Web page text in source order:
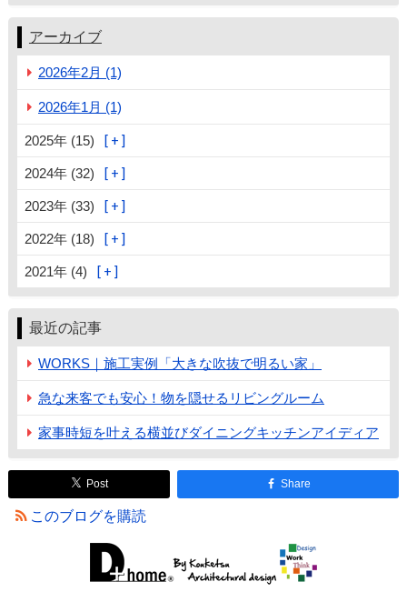
アーカイブ
2026年2月 (1)
2026年1月 (1)
2025年 (15)
2024年 (32)
2023年 (33)
2022年 (18)
2021年 (4)
最近の記事
WORKS｜施工実例「大きな吹抜で明るい家」
急な来客でも安心！物を隠せるリビングルーム
家事時短を叶える横並びダイニングキッチンアイディア
Post Share
このブログを購読